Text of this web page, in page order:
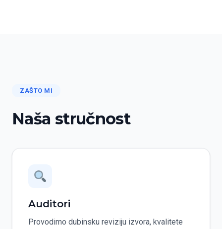
ZAŠTO MI
Naša stručnost
Auditori
Provodimo dubinsku reviziju izvora, kvalitete